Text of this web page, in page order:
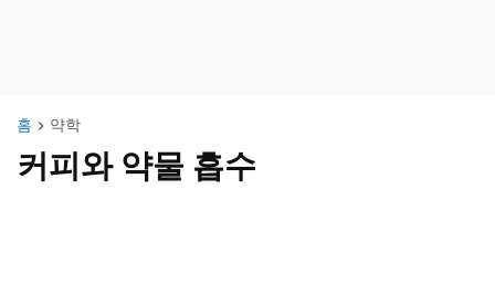
홈 약학
커피와 약물 흡수